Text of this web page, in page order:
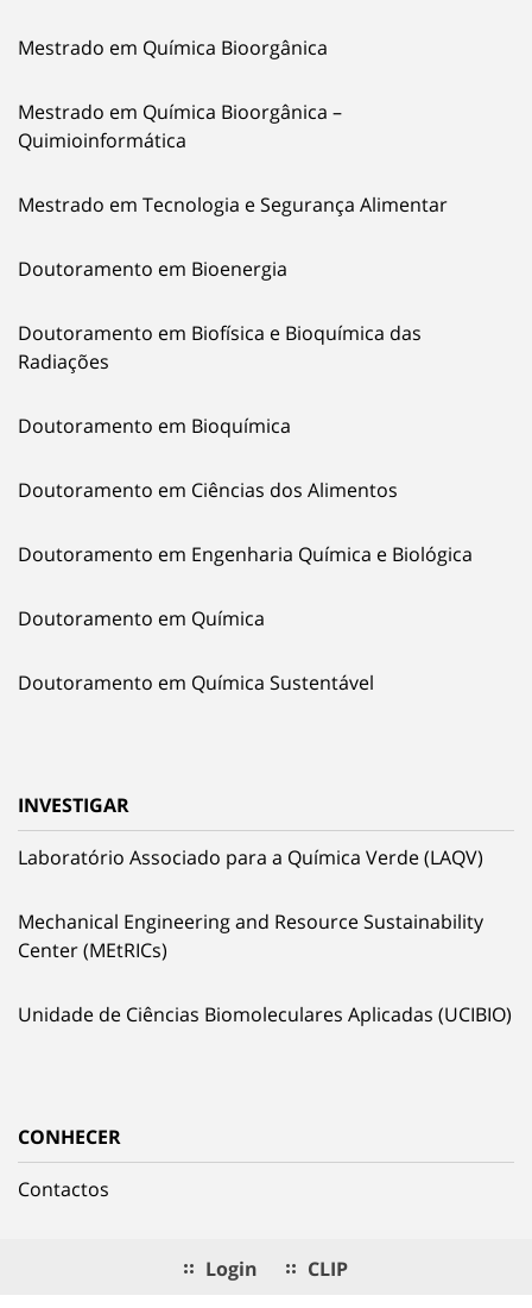
Mestrado em Química Bioorgânica
Mestrado em Química Bioorgânica –
Quimioinformática
Mestrado em Tecnologia e Segurança Alimentar
Doutoramento em Bioenergia
Doutoramento em Biofísica e Bioquímica das
Radiações
Doutoramento em Bioquímica
Doutoramento em Ciências dos Alimentos
Doutoramento em Engenharia Química e Biológica
Doutoramento em Química
Doutoramento em Química Sustentável
INVESTIGAR
Laboratório Associado para a Química Verde (LAQV)
Mechanical Engineering and Resource Sustainability
Center (MEtRICs)
Unidade de Ciências Biomoleculares Aplicadas (UCIBIO)
CONHECER
Contactos
Login CLIP